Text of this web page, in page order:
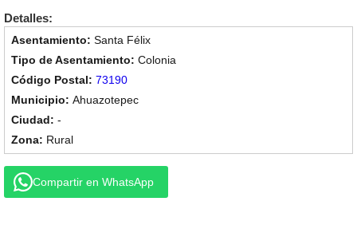
Detalles:
Santa Félix
Colonia
73190
Ahuazotepec
-
Rural
Compartir en WhatsApp